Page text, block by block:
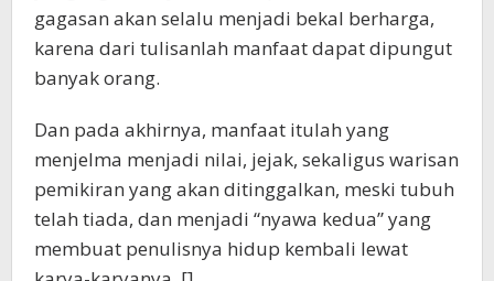
gagasan akan selalu menjadi bekal berharga,
karena dari tulisanlah manfaat dapat dipungut
banyak orang.
Dan pada akhirnya, manfaat itulah yang
menjelma menjadi nilai, jejak, sekaligus warisan
pemikiran yang akan ditinggalkan, meski tubuh
telah tiada, dan menjadi “nyawa kedua” yang
membuat penulisnya hidup kembali lewat